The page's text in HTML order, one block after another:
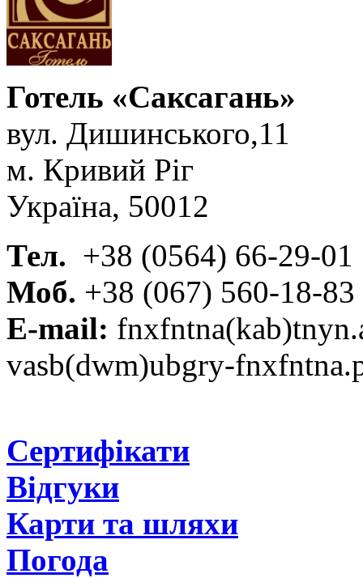
Готель «Саксагань»
вул. Дишинського,11
м. Кривий Ріг
Україна, 50012
Тел. +38 (0564) 66-29-01
Моб. +38 (067) 560-18-83
E-mail:
vasb(dwm)ubgry-
Сертифікати
Відгуки
Карти та шляхи
Погода